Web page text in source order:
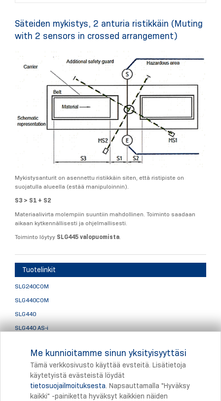
Säteiden mykistys, 2 anturia ristikkäin (Muting
with 2 sensors in crossed arrangement)
Mykistysanturit on asennettu ristikkäin siten, että ristipiste on
suojatulla alueella (estää manipuloinnin).
S3 > S1 + S2
Materiaalivirta molempiin suuntiin mahdollinen. Toiminto saadaan
aikaan kytkennällisesti ja ohjelmallisesti.
Toiminto löytyy SLG445 valopuomista
Tuotelinkit
SLG240COM
SLG440COM
SLG440
SLG440 AS-i
Valopuomien lisätarvikkeet
Tulostus
Me kunnioitamme sinun yksityisyyttäsi
Tämä verkkosivusto käyttää evsteitä. Lisätietoja
käytetyistä evästeistä löydät
tietosuojailmoituksesta. Napsauttamalla "Hyväksy
kaikki" -painiketta hyväksyt kaikkien näiden